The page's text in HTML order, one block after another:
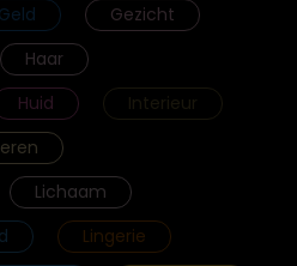
Geld
Gezicht
Haar
Huid
Interieur
Lichaam
Lingerie